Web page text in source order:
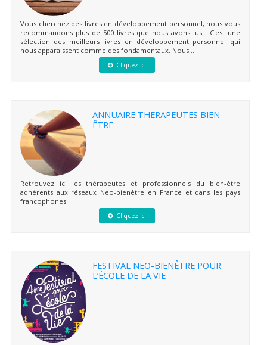
Vous cherchez des livres en développement personnel, nous vous
recommandons plus de 500 livres que nous avons lus ! C'est une
sélection des meilleurs livres en développement personnel qui
nous apparaissent comme des fondamentaux. Nous...
Cliquez ici
ANNUAIRE THERAPEUTES BIEN-
ÊTRE
Retrouvez ici les thérapeutes et professionnels du bien-être
adhérents aux réseaux Neo-bienêtre en France et dans les pays
francophones.
Cliquez ici
FESTIVAL NEO-BIENÊTRE POUR
L’ÉCOLE DE LA VIE